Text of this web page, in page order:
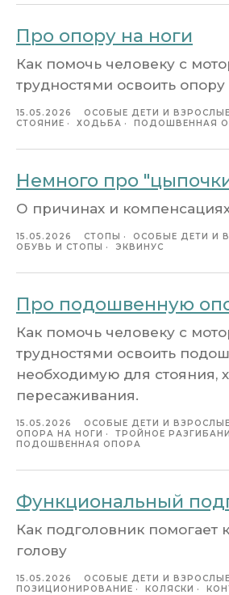
Про опору на ноги
Как помочь человеку с
трудностями освоить опору
15.05.2026 ОСОБЫЕ ДЕТИ И ВЗРОСЛЫЕ
СТОЯНИЕ
ХОДЬБА ПОДОШВЕННАЯ
Немного про
О причинах и
15.05.2026 СТОПЫ
ОСОБЫЕ ДЕТИ И
ОБУВЬ И СТОПЫ
ЭКВИНУС
Про подошвенную
Как помочь человеку с
трудностями освоить
необходимую для стояния,
пересаживания.
15.05.2026 ОСОБЫЕ ДЕТИ И ВЗРОСЛЫЕ
ОПОРА НА НОГИ
ТРОЙНОЕ
ПОДОШВЕННАЯ ОПОРА
Функциональный
Как подголовник помогает
голову
15.05.2026
ОСОБЫЕ ДЕТИ И ВЗРОСЛЫЕ
ПОЗИЦИОНИРОВАНИЕ
КОЛЯСКИ